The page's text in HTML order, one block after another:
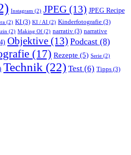
Instagram (2) JPEG (13) JPEG Recipe
(2) KI (3) KI / AI (2) Kinderfotografie (3)
(2) Making Of (2) narrativ (3) narrative
Objektive (13) Podcast (8)
(17) Rezepte (5) Serie (2)
Technik (22) Test (6) Tipps (3)